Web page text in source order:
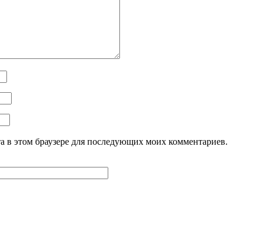
в этом браузере для последующих моих комментариев.